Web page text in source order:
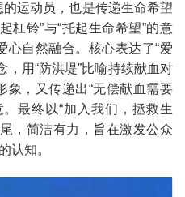
运动员，也是传递生命希望
杠铃”与“托起生命希望”的意
心自然融合。核心表达了“爱
，用“防洪堤”比喻持续献血对
象，又传递出“无偿献血需要
最终以“加入我们，拯救生
，简洁有力，旨在激发公众
认知。